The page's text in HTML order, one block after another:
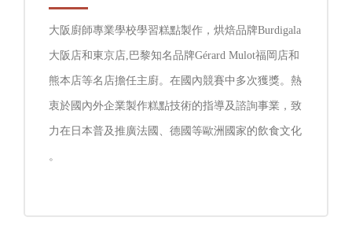
大阪廚師專業學校學習糕點製作，烘焙品牌Burdigala
大阪店和東京店,巴黎知名品牌Gérard Mulot福岡店和
熊本店等名店擔任主廚。在國內競賽中多次獲獎。熱
衷於國內外企業製作糕點技術的指導及諮詢事業，致
力在日本普及推廣法國、德國等歐洲國家的飲食文化
。